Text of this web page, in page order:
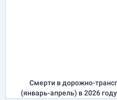
Смерти в дорожно-
(январь-апрель) в 2026 году